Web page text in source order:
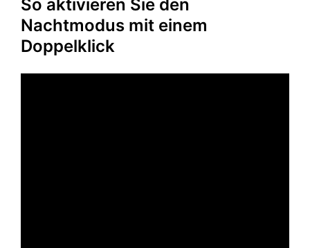
So aktivieren Sie den
Nachtmodus mit einem
Doppelklick